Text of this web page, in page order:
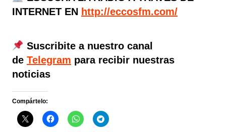
INTERNET EN http://eccosfm.com/
Suscribite a nuestro canal
de Telegram para recibir nuestras
noticias
Compártelo: